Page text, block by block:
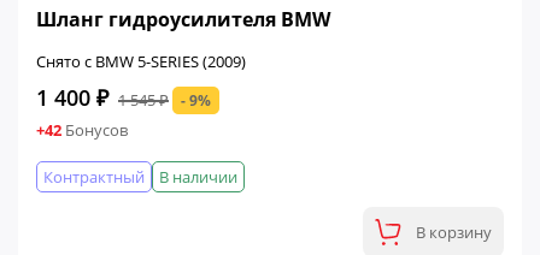
Шланг гидроусилителя BMW
Снято с BMW 5-SERIES (2009)
1 400 ₽ 1 545 ₽ - 9%
+42 Бонусов
В наличии
Контрактный
В корзину